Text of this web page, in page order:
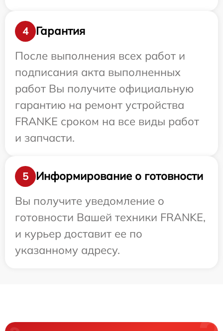
4
Гарантия
После выполнения всех работ и
подписания акта выполненных
работ Вы получите официальную
гарантию на ремонт устройства
FRANKE сроком на все виды работ
и запчасти.
5
Информирование о готовности
Вы получите уведомление о
готовности Вашей техники FRANKE,
и курьер доставит ее по
указанному адресу.